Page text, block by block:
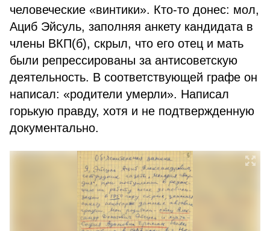
человеческие «винтики». Кто-то донес: мол,
Ациб Эйсуль, заполняя анкету кандидата в
члены ВКП(б), скрыл, что его отец и мать
были репрессированы за антисоветскую
деятельность. В соответствующей графе он
написал: «родители умерли». Написал
горькую правду, хотя и не подтвержденную
документально.